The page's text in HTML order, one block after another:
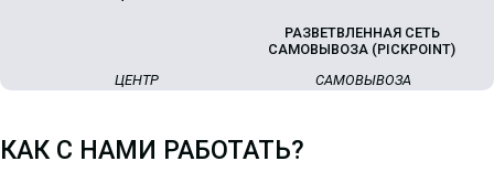
РАЗВЕТВЛЕННАЯ СЕТЬ
САМОВЫВОЗА (PICKPOINT)
КАК С НАМИ РАБОТАТЬ?